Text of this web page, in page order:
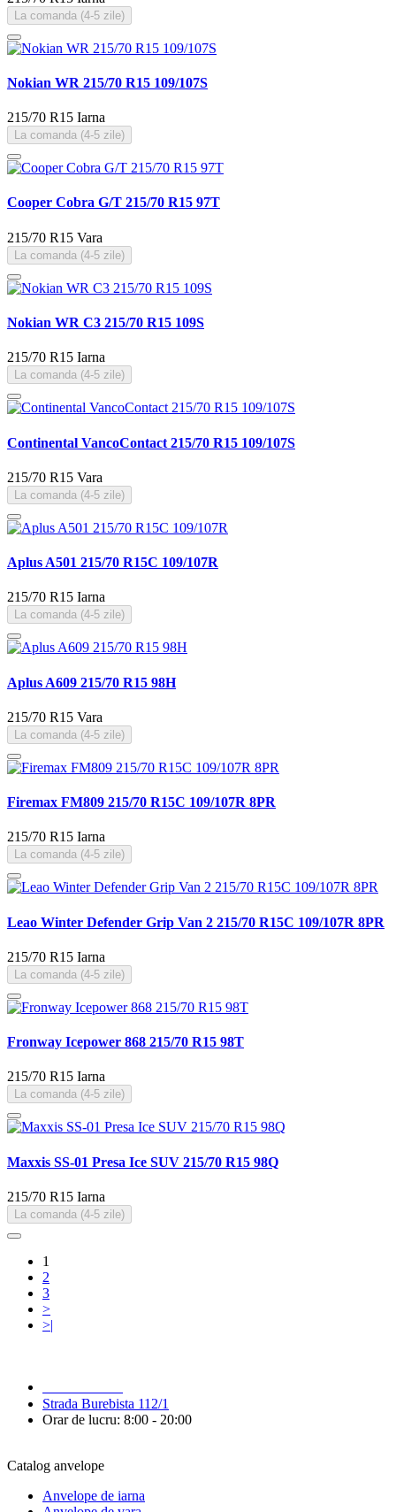
La comanda (4-5 zile)
Nokian WR 215/70 R15 109/107S
215/70 R15 Iarna
La comanda (4-5 zile)
Cooper Cobra G/T 215/70 R15 97T
215/70 R15 Vara
La comanda (4-5 zile)
Nokian WR C3 215/70 R15 109S
215/70 R15 Iarna
La comanda (4-5 zile)
Continental VancoContact 215/70 R15 109/107S
215/70 R15 Vara
La comanda (4-5 zile)
Aplus A501 215/70 R15C 109/107R
215/70 R15 Iarna
La comanda (4-5 zile)
Aplus A609 215/70 R15 98H
215/70 R15 Vara
La comanda (4-5 zile)
Firemax FM809 215/70 R15C 109/107R 8PR
215/70 R15 Iarna
La comanda (4-5 zile)
Leao Winter Defender Grip Van 2 215/70 R15C 109/107R 8PR
215/70 R15 Iarna
La comanda (4-5 zile)
Fronway Icepower 868 215/70 R15 98T
215/70 R15 Iarna
La comanda (4-5 zile)
Maxxis SS-01 Presa Ice SUV 215/70 R15 98Q
215/70 R15 Iarna
La comanda (4-5 zile)
1
2
3
>
>|
Strada Burebista 112/1
Orar de lucru: 8:00 - 20:00
Catalog anvelope
Anvelope de iarna